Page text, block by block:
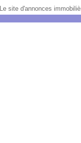
Le site d'annonces